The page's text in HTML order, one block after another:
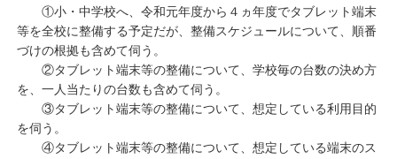
①小・中学校へ、令和元年度から４ヵ年度でタブレット端末
等を全校に整備する予定だが、整備スケジュールについて、順番
づけの根拠も含めて伺う。
②タブレット端末等の整備について、学校毎の台数の決め方
を、一人当たりの台数も含めて伺う。
③タブレット端末等の整備について、想定している利用目的
を伺う。
④タブレット端末等の整備について、想定している端末のス